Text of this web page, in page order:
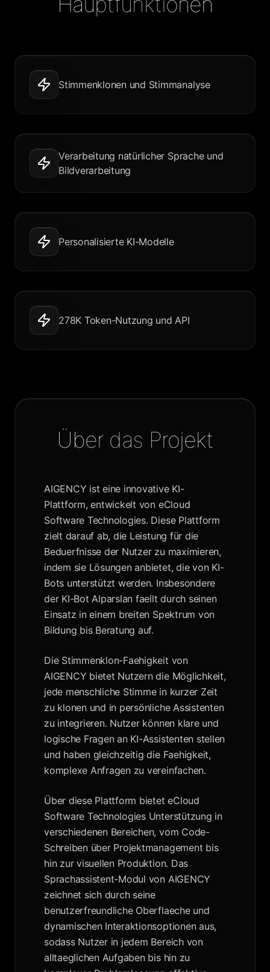
Stimmenklonen und Stimmanalyse
Verarbeitung natürlicher Sprache und
Bildverarbeitung
Personalisierte KI-Modelle
278K Token-Nutzung und API
Über das Projekt
AIGENCY ist eine innovative KI-
Plattform, entwickelt von eCloud
Software Technologies. Diese Plattform
zielt darauf ab, die Leistung für die
Beduerfnisse der Nutzer zu maximieren,
indem sie Lösungen anbietet, die von KI-
Bots unterstützt werden. Insbesondere
der KI-Bot Alparslan faellt durch seinen
Einsatz in einem breiten Spektrum von
Bildung bis Beratung auf.
Die Stimmenklon-Faehigkeit von
AIGENCY bietet Nutzern die Möglichkeit,
jede menschliche Stimme in kurzer Zeit
zu klonen und in persönliche Assistenten
zu integrieren. Nutzer können klare und
logische Fragen an KI-Assistenten stellen
und haben gleichzeitig die Faehigkeit,
komplexe Anfragen zu vereinfachen.
Über diese Plattform bietet eCloud
Software Technologies Unterstützung in
verschiedenen Bereichen, vom Code-
Schreiben über Projektmanagement bis
hin zur visuellen Produktion. Das
Sprachassistent-Modul von AIGENCY
zeichnet sich durch seine
benutzerfreundliche Oberflaeche und
dynamischen Interaktionsoptionen aus,
sodass Nutzer in jedem Bereich von
alltaeglichen Aufgaben bis hin zu